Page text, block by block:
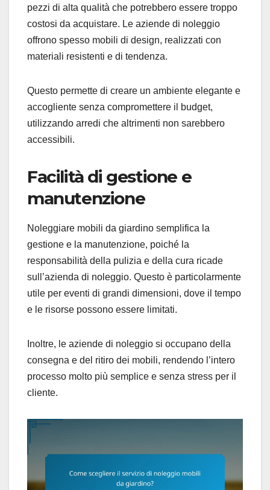
pezzi di alta qualità che potrebbero essere troppo
costosi da acquistare. Le aziende di noleggio
offrono spesso mobili di design, realizzati con
materiali resistenti e di tendenza.
Questo permette di creare un ambiente elegante e
accogliente senza compromettere il budget,
utilizzando arredi che altrimenti non sarebbero
accessibili.
Facilità di gestione e
manutenzione
Noleggiare mobili da giardino semplifica la
gestione e la manutenzione, poiché la
responsabilità della pulizia e della cura ricade
sull’azienda di noleggio. Questo è particolarmente
utile per eventi di grandi dimensioni, dove il tempo
e le risorse possono essere limitati.
Inoltre, le aziende di noleggio si occupano della
consegna e del ritiro dei mobili, rendendo l’intero
processo molto più semplice e senza stress per il
cliente.